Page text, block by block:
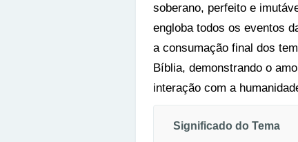
soberano, perfeito e
engloba todos os eventos
a consumação final dos
Bíblia, demonstrando o
interação com a
Significado do Tema